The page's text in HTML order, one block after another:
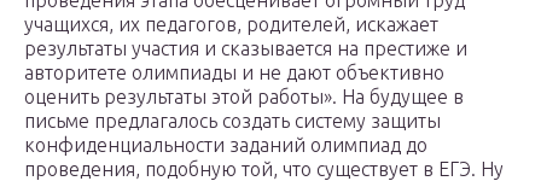
учащихся, их педагогов, родителей, искажает
результаты участия и сказывается на престиже и
авторитете олимпиады и не дают объективно
оценить результаты этой работы». На будущее в
письме предлагалось создать систему защиты
конфиденциальности заданий олимпиад до
проведения, подобную той, что существует в ЕГЭ. Ну